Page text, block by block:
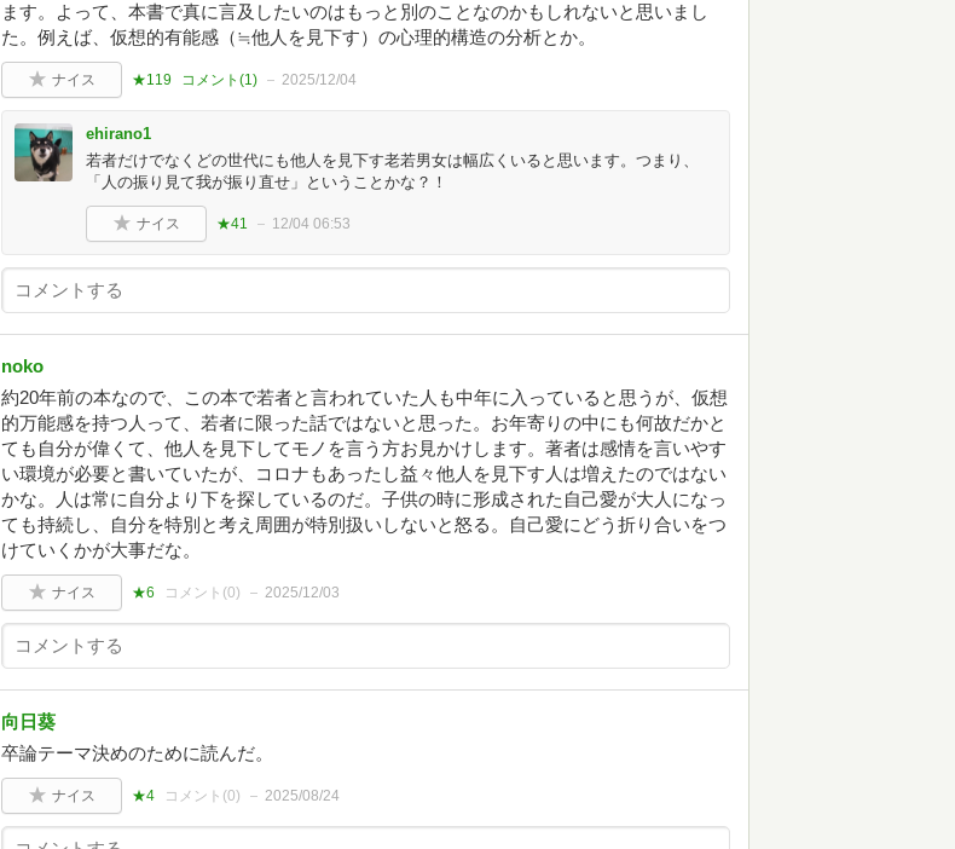
ます。よって、本書で真に言及したいのはもっと別のことなのかもしれないと思いまし
た。例えば、仮想的有能感（≒他人を見下す）の心理的構造の分析とか。
ナイス ★119 コメント(1) 2025/12/04
ehirano1
若者だけでなくどの世代にも他人を見下す老若男女は幅広くいると思います。つまり、
「人の振り見て我が振り直せ」ということかな？！
ナイス ★41 12/04 06:53
noko
約20年前の本なので、この本で若者と言われていた人も中年に入っていると思うが、仮想
的万能感を持つ人って、若者に限った話ではないと思った。お年寄りの中にも何故だかと
ても自分が偉くて、他人を見下してモノを言う方お見かけします。著者は感情を言いやす
い環境が必要と書いていたが、コロナもあったし益々他人を見下す人は増えたのではない
かな。人は常に自分より下を探しているのだ。子供の時に形成された自己愛が大人になっ
ても持続し、自分を特別と考え周囲が特別扱いしないと怒る。自己愛にどう折り合いをつ
けていくかが大事だな。
ナイス ★6 コメント(0) 2025/12/03
向日葵
卒論テーマ決めのために読んだ。
ナイス ★4 コメント(0) 2025/08/24